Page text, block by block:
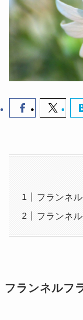
フランネ
フランネ
フランネルフ